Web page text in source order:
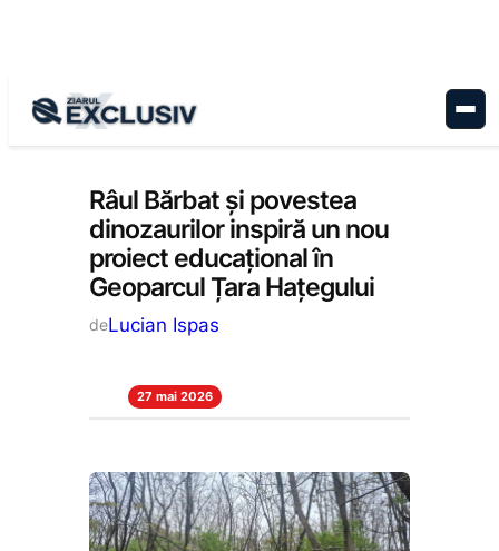
Educație, Stiri la zi
Râul Bărbat și povestea
dinozaurilor inspiră un nou
proiect educațional în
Geoparcul Țara Hațegului
deLucian Ispas
27 mai 2026